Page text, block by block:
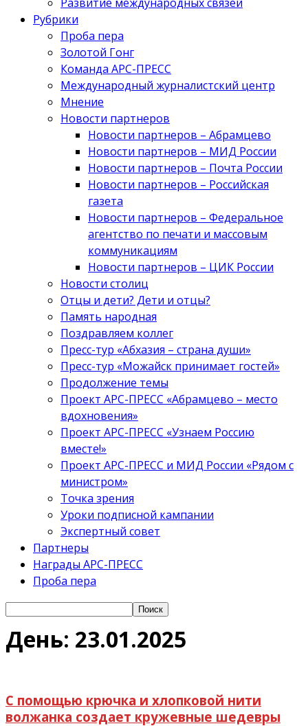
Рубрики
Проба пера
Золотой Гонг
Команда АРС-ПРЕСС
Международный журналистский центр
Мнение
Новости партнеров
Новости партнеров – Абрамцево
Новости партнеров – МИД России
Новости партнеров – Почта России
Новости партнеров – Российская
газета
Новости партнеров – Федеральное
агентство по печати и массовым
коммуникациям
Новости партнеров – ЦИК России
Новости столиц
Отцы и дети? Дети и отцы?
Память народная
Поздравляем коллег
Пресс-тур «Абхазия – страна души»
Пресс-тур «Можайск принимает гостей»
Продолжение темы
Проект АРС-ПРЕСС «Абрамцево – место
вдохновения»
Проект АРС-ПРЕСС «Узнаем Россию
вместе!»
Проект АРС-ПРЕСС и МИД России «Рядом с
министром»
Точка зрения
Уроки подписной кампании
Экспертный совет
Партнеры
Награды АРС-ПРЕСС
Проба пера
День: 23.01.2025
С помощью крючка и хлопковой нити
волжанка создает кружевные шедевры